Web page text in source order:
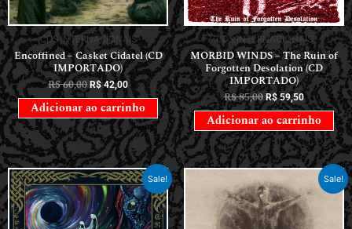
CDS INTERNACIONAIS
Encoffined – Casket Cidatel (CD
IMPORTADO)
R$60,00 R$42,00
Adicionar ao carrinho
CDS INTERNACIONAIS
MORBID WINDS – The Ruin of
Forgotten Desolation (CD
IMPORTADO)
R$85,00 R$59,50
Adicionar ao carrinho
Sale! Sale!